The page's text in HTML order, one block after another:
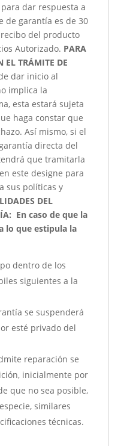
dar respuesta a
de garantía es de 30
del producto
Autorizado. PARA
EL TRÁMITE DE
dar inicio al
implica la
esta estará sujeta
haga constar que
Así mismo, si el
directa del
que tramitarla
este designe para
sus políticas y
DEL
En caso de que la
lo que estipula la
dentro de los
siguientes a la
se suspenderá
esté privado del
reparación se
inicialmente por
que no sea posible,
similares
técnicas.